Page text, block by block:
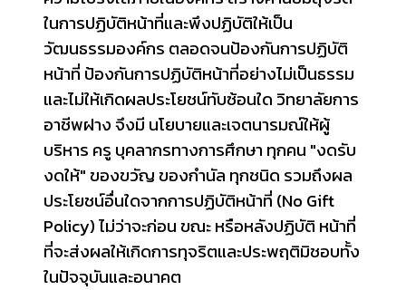
ในการปฏิบัติหน้าที่และพึงปฏิบัติให้เป็น
วัฒนธรรมองค์กร ตลอดจนป้องกันการปฏิบัติ
หน้าที่ ป้องกันการปฏิบัติหน้าที่อย่างไม่เป็นธรรม
และไม่ให้เกิดผลประโยชน์ทับซ้อนใด วิทยาลัยการ
อาชีพฝางจึงมี นโยบายและเจตนารมณ์ให้ผู้
บริหาร ครู บุคลากรทางการศึกษา ทุกคน "งดรับ
งดให้" ของขวัญ ของกํานัล ทุกชนิด รวมถึงผล
ประโยชน์อื่นใดจากการปฏิบัติหน้าที่ (No Gift
Policy) ไม่ว่าจะก่อน ขณะ หรือหลังปฏิบัติ หน้าที่
ที่จะส่งผลให้เกิดการทุจริตและประพฤติมิชอบทั้ง
ในปัจจุบันและอนาคต